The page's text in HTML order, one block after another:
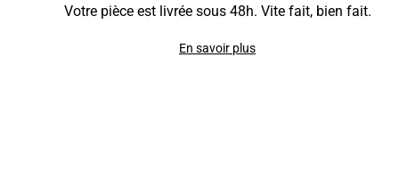
Votre pièce est livrée sous 48h. Vite fait, bien fait.
En savoir plus